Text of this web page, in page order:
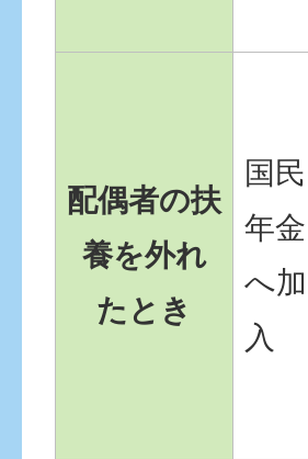
配偶者の扶
養を外れ
たとき
国民
年金
へ加
入